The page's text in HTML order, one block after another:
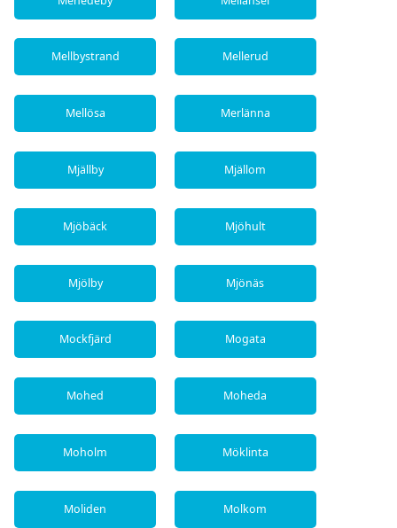
Mellbystrand Mellerud
Mellösa Merlänna
Mjällby Mjällom
Mjöbäck Mjöhult
Mjölby Mjönäs
Mockfjärd Mogata
Mohed Moheda
Moholm Möklinta
Moliden Molkom